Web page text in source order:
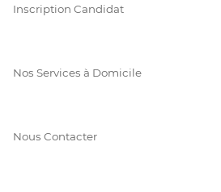
Inscription Candidat
Nos Services à Domicile
Nous Contacter